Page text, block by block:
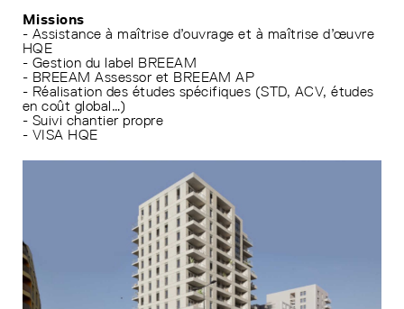
Missions
- Assistance à maîtrise d’ouvrage et à maîtrise d’œuvre
HQE
- Gestion du label BREEAM
- BREEAM Assessor et BREEAM AP
- Réalisation des études spécifiques (STD, ACV, études
en coût global…)
- Suivi chantier propre
- VISA HQE